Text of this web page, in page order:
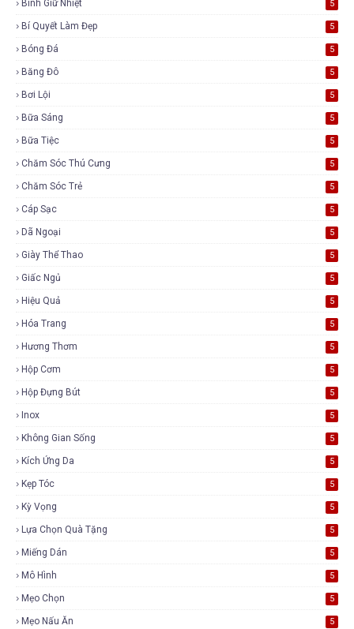
Bình Giữ Nhiệt 5
Bí Quyết Làm Đẹp 5
Bóng Đá 5
Băng Đô 5
Bơi Lội 5
Bữa Sáng 5
Bữa Tiệc 5
Chăm Sóc Thú Cưng 5
Chăm Sóc Trẻ 5
Cáp Sạc 5
Dã Ngoại 5
Giày Thể Thao 5
Giấc Ngủ 5
Hiệu Quả 5
Hóa Trang 5
Hương Thơm 5
Hộp Cơm 5
Hộp Đựng Bút 5
Inox 5
Không Gian Sống 5
Kích Ứng Da 5
Kẹp Tóc 5
Kỳ Vọng 5
Lựa Chọn Quà Tặng 5
Miếng Dán 5
Mô Hình 5
Mẹo Chọn 5
Mẹo Nấu Ăn 5